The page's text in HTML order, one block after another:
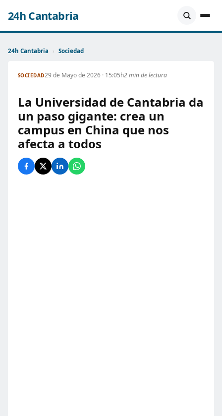
24h Cantabria
24h Cantabria › Sociedad
SOCIEDAD29 de Mayo de 2026 · 15:05h2 min de lectura
La Universidad de Cantabria da
un paso gigante: crea un
campus en China que nos
afecta a todos